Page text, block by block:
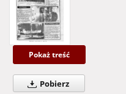
Pokaż treść
Pobierz